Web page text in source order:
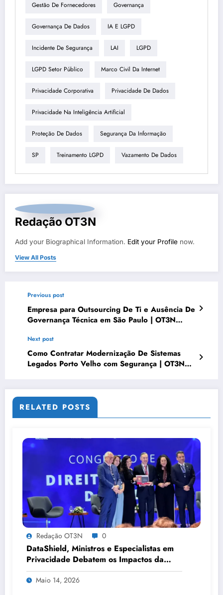
Gestão De Fornecedores Governança
Governança De Dados IA E LGPD
Incidente De Segurança LAI LGPD
LGPD Setor Público Marco Civil Da Internet
Privacidade Corporativa Privacidade De Dados
Privacidade Na Inteligência Artificial
Proteção De Dados Segurança Da Informação
SP Treinamento LGPD Vazamento De Dados
Redação OT3N
Add your Biographical Information. Edit your Profile now.
View All Posts
Previous post
Empresa para Outsourcing De Ti e Ausência De
Governança Técnica em São Paulo | OT3N
Next post
Como Contratar Modernização De Sistemas
Legados Porto Velho com Segurança | OT3N
RELATED POSTS
Redação OT3N 0
DataShield, Ministros e Especialistas em
Privacidade Debatem os Impactos da
Tecnologia, IA e Proteção de Dados no
Congresso de Direito Digital da OAB
Maio 14, 2026